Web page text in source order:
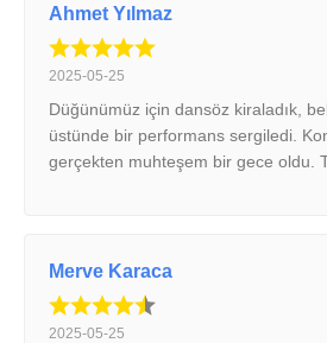
Ahmet Yılmaz
2025-05-25
Düğünümüz için dansöz kiraladık,
üstünde bir performans sergiledi.
gerçekten muhteşem bir gece oldu.
Merve Karaca
2025-05-25